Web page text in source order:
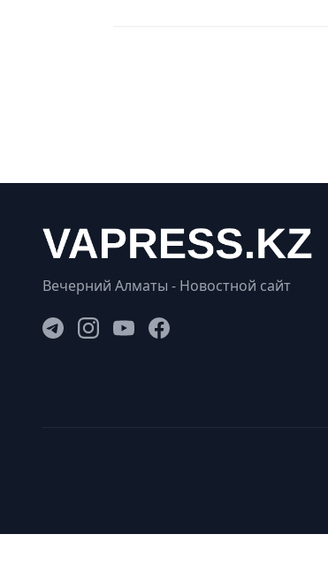
Вечерний Алматы - Новостной сайт